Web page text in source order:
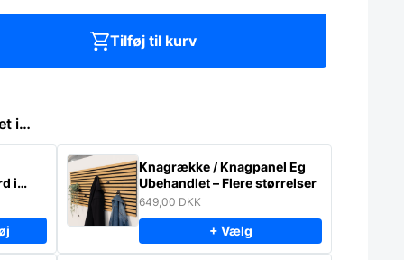
Tilføj til kurv
i…
i
Knagrække / Knagpanel Eg
Ubehandlet – Flere størrelser
649,00 DKK
+ Vælg